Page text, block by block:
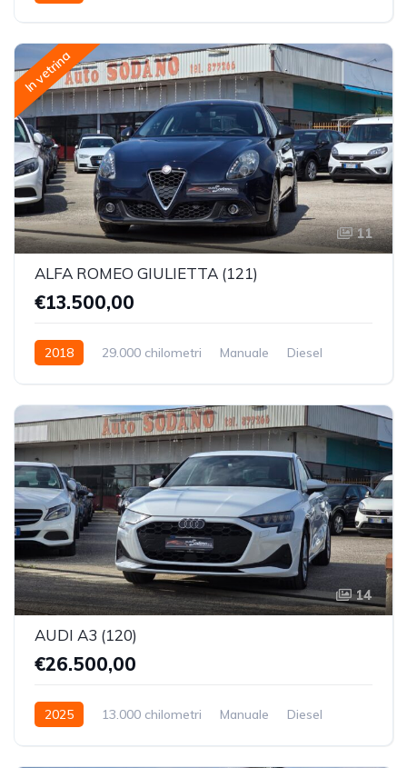
In vetrina
11
ALFA ROMEO GIULIETTA (121)
€13.500,00
2018 29.000 chilometri Manuale
Diesel
14
AUDI A3 (120)
€26.500,00
2025 13.000 chilometri Manuale
Diesel